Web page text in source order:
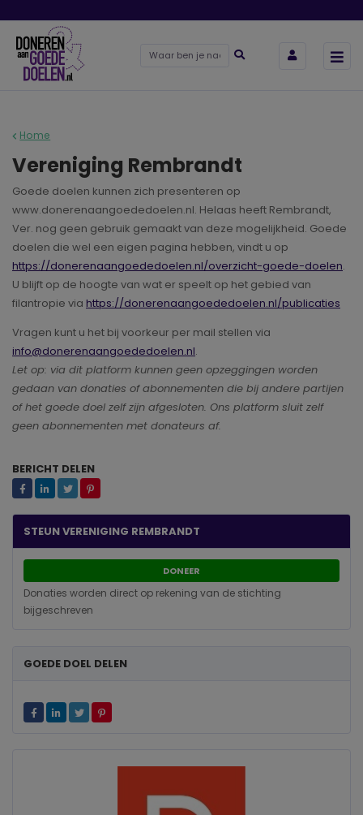
Home
Vereniging Rembrandt
Goede doelen kunnen zich presenteren op
www.donerenaangoededoelen.nl. Helaas heeft Rembrandt,
Ver. nog geen gebruik gemaakt van deze mogelijkheid. Goede
doelen die wel een eigen pagina hebben, vindt u op
https://donerenaangoededoelen.nl/overzicht-goede-doelen.
U blijft op de hoogte van wat er speelt op het gebied van
filantropie via https://donerenaangoededoelen.nl/publicaties
Vragen kunt u het bij voorkeur per mail stellen via
info@donerenaangoededoelen.nl.
Let op: via dit platform kunnen geen opzeggingen worden
gedaan van donaties of abonnementen die bij andere partijen
of het goede doel zelf zijn afgesloten. Ons platform sluit zelf
geen abonnementen met donateurs af.
BERICHT DELEN
STEUN VERENIGING REMBRANDT
DONEER
Donaties worden direct op rekening van de stichting
bijgeschreven
GOEDE DOEL DELEN